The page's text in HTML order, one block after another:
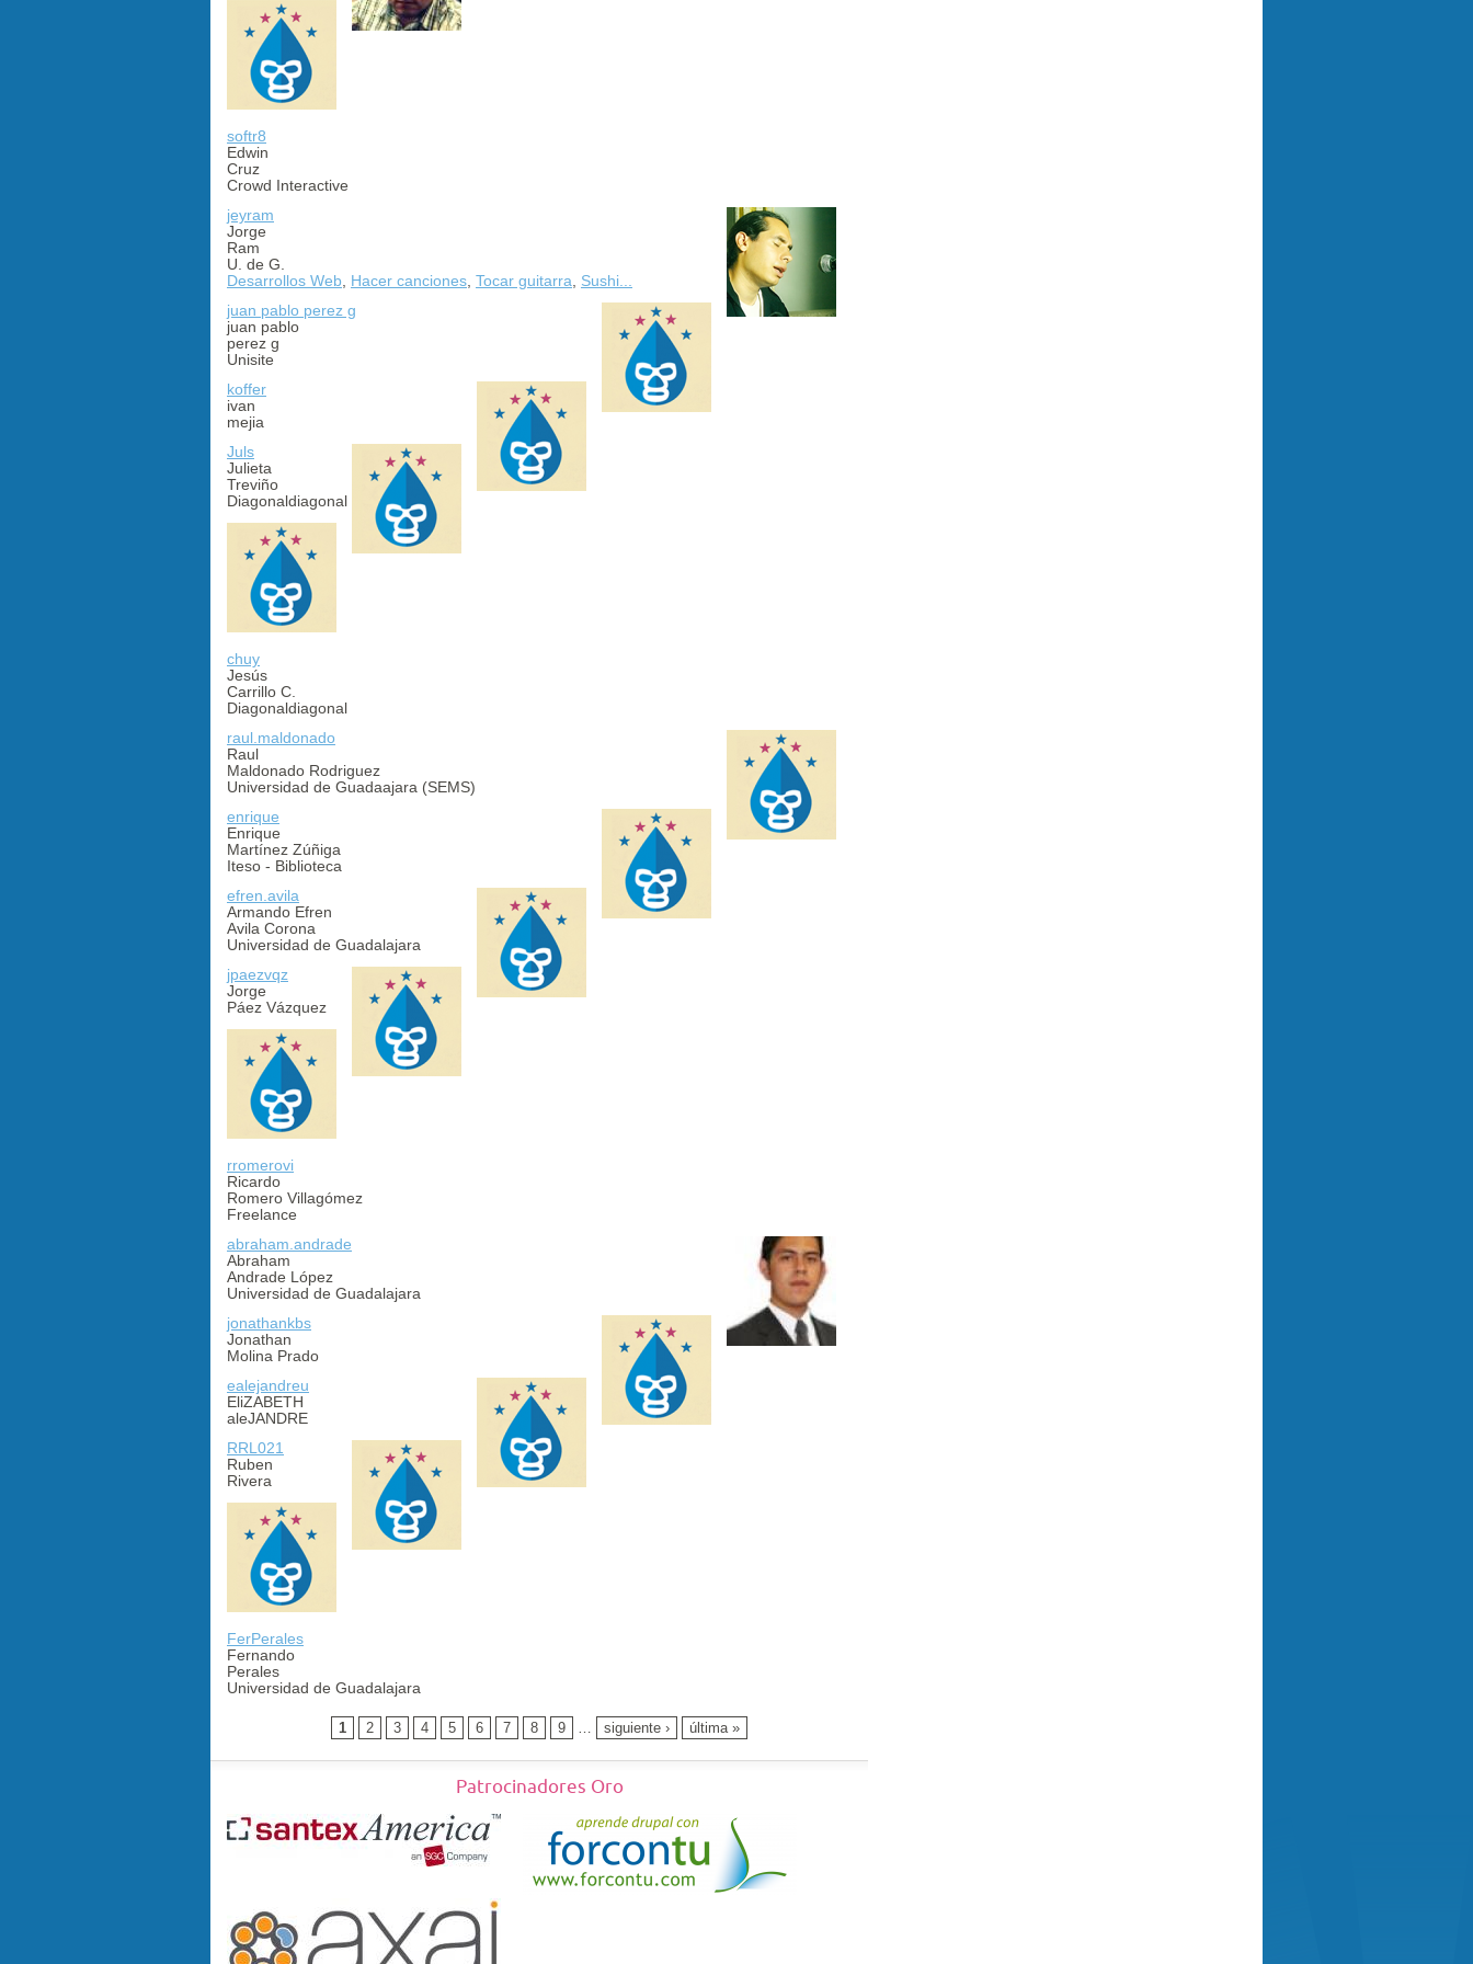
softr8
Edwin
Cruz
Crowd Interactive
jeyram
Jorge
Ram
U. de G.
Desarrollos Web Hacer canciones Tocar guitarra
Sushi...
juan pablo perez g
juan pablo
perez g
Unisite
koffer
ivan
mejia
Juls
Julieta
Treviño
Diagonaldiagonal
chuy
Jesús
Carrillo C.
Diagonaldiagonal
raul.maldonado
Raul
Maldonado Rodriguez
Universidad de Guadaajara (SEMS)
enrique
Enrique
Martínez Zúñiga
Iteso - Biblioteca
efren.avila
Armando Efren
Avila Corona
Universidad de Guadalajara
jpaezvqz
Jorge
Páez Vázquez
rromerovi
Ricardo
Romero Villagómez
Freelance
abraham.andrade
Abraham
Andrade López
Universidad de Guadalajara
jonathankbs
Jonathan
Molina Prado
ealejandreu
EliZABETH
aleJANDRE
RRL021
Ruben
Rivera
FerPerales
Fernando
Perales
Universidad de Guadalajara
1 2 3 4 5 6 7 8 9 siguiente › última »
Patrocinadores Oro